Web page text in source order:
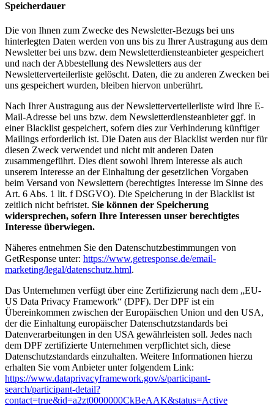
Speicherdauer
Die von Ihnen zum Zwecke des Newsletter-Bezugs bei uns
hinterlegten Daten werden von uns bis zu Ihrer Austragung aus dem
Newsletter bei uns bzw. dem Newsletterdiensteanbieter gespeichert
und nach der Abbestellung des Newsletters aus der
Newsletterverteilerliste gelöscht. Daten, die zu anderen Zwecken bei
uns gespeichert wurden, bleiben hiervon unberührt.
Nach Ihrer Austragung aus der Newsletterverteilerliste wird Ihre E-
Mail-Adresse bei uns bzw. dem Newsletterdiensteanbieter ggf. in
einer Blacklist gespeichert, sofern dies zur Verhinderung künftiger
Mailings erforderlich ist. Die Daten aus der Blacklist werden nur für
diesen Zweck verwendet und nicht mit anderen Daten
zusammengeführt. Dies dient sowohl Ihrem Interesse als auch
unserem Interesse an der Einhaltung der gesetzlichen Vorgaben
beim Versand von Newslettern (berechtigtes Interesse im Sinne des
Art. 6 Abs. 1 lit. f DSGVO). Die Speicherung in der Blacklist ist
zeitlich nicht befristet. Sie können der Speicherung
widersprechen, sofern Ihre Interessen unser berechtigtes
Interesse überwiegen.
Näheres entnehmen Sie den Datenschutzbestimmungen von
GetResponse unter: https://www.getresponse.de/email-
marketing/legal/datenschutz.html.
Das Unternehmen verfügt über eine Zertifizierung nach dem „EU-
US Data Privacy Framework“ (DPF). Der DPF ist ein
Übereinkommen zwischen der Europäischen Union und den USA,
der die Einhaltung europäischer Datenschutzstandards bei
Datenverarbeitungen in den USA gewährleisten soll. Jedes nach
dem DPF zertifizierte Unternehmen verpflichtet sich, diese
Datenschutzstandards einzuhalten. Weitere Informationen hierzu
erhalten Sie vom Anbieter unter folgendem Link:
https://www.dataprivacyframework.gov/s/participant-
search/participant-detail?
contact=true&id=a2zt0000000CkBeAAK&status=Active